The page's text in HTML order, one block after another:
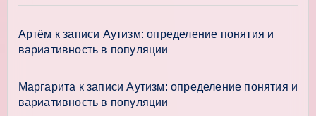
Артём к записи Аутизм: определение понятия и
вариативность в популяции
Маргарита к записиАутизм: определение понятия и
вариативность в популяции